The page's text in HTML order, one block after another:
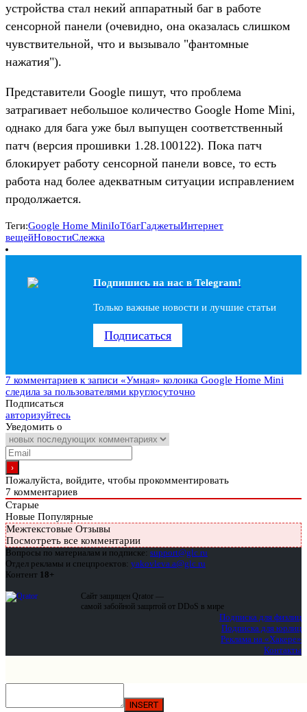
устройства стал некий аппаратный баг в работе
сенсорной панели (очевидно, она оказалась слишком
чувствительной, что и вызывало "фантомные
нажатия").
Представители Google пишут, что проблема
затрагивает небольшое количество Google Home Mini,
однако для бага уже был выпущен соответственный
патч (версия прошивки 1.28.100122). Пока патч
блокирует работу сенсорной панели вовсе, то есть
работа над более адекватным ситуации исправлением
продолжается.
Теги:Google Home MiniIoTбагГаджетыИнтернет
вещейНовостиСлежка
Подпишись на наc в Telegram!
Только важные новости и лучшие статьи
Подписаться
7 комментариев к записи «Умная» колонка Google Home Mini
следила за пользователями круглосуточно
Подписаться
авторизуйтесь
Уведомить о
Пожалуйста, войдите, чтобы прокомментировать
7 комментариев
Старые
Новые Популярные
Межтекстовые Отзывы
Посмотреть все комментарии
Вопросы по материалам и подписке: support@glc.ru
Отдел рекламы и спецпроектов: yakovleva.a@glc.ru
Контент 18+
Сайт защищен Qrator —
самой забойной защитой от DDoS в мире
Подписка для физлиц
Подписка для юрлиц
Реклама на «Хакере»
Контакты
INSERT